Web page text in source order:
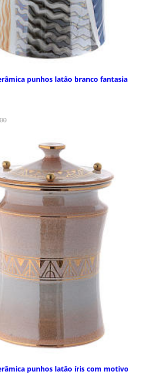
punhos latão branco fantasia
punhos latão íris com motivo